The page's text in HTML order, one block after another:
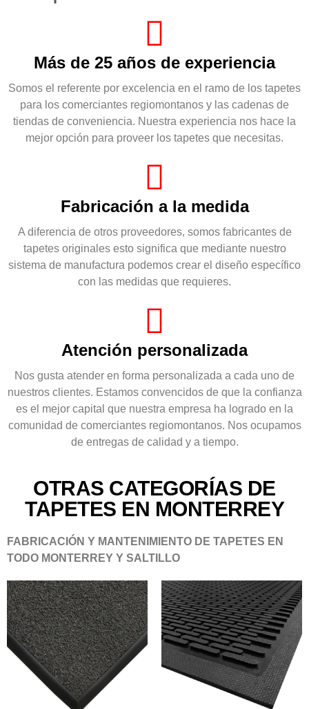
Más de 25 años de experiencia
Somos el referente por excelencia en el ramo de los tapetes
para los comerciantes regiomontanos y las cadenas de
tiendas de conveniencia. Nuestra experiencia nos hace la
mejor opción para proveer los tapetes que necesitas.
Fabricación a la medida
A diferencia de otros proveedores, somos fabricantes de
tapetes originales esto significa que mediante nuestro
sistema de manufactura podemos crear el diseño específico
con las medidas que requieres.
Atención personalizada
Nos gusta atender en forma personalizada a cada uno de
nuestros clientes. Estamos convencidos de que la confianza
es el mejor capital que nuestra empresa ha logrado en la
comunidad de comerciantes regiomontanos. Nos ocupamos
de entregas de calidad y a tiempo.
OTRAS CATEGORÍAS DE
TAPETES EN MONTERREY
FABRICACIÓN Y MANTENIMIENTO DE TAPETES EN
TODO MONTERREY Y SALTILLO